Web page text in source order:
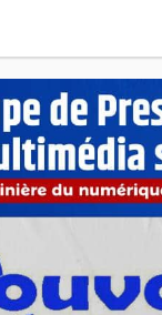
: la société
ministre de la
élargie
en finances